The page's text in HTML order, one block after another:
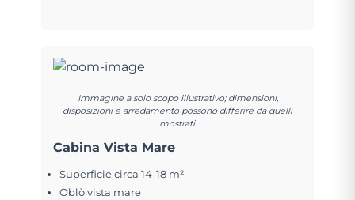
Immagine a solo scopo illustrativo; dimensioni,
disposizioni e arredamento possono differire da quelli
mostrati.
Cabina Vista Mare
Superficie circa 14-18 m²
Oblò vista mare